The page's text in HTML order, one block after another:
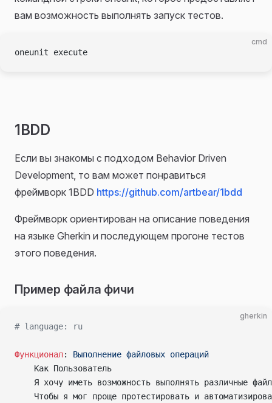
вам возможность выполнять запуск тестов.
cmd
oneunit execute
1BDD
Если вы знакомы с подходом Behavior Driven
Development, то вам может понравиться
фреймворк 1BDD https://github.com/artbear/1bdd
Фреймворк ориентирован на описание поведения
на языке Gherkin и последующем прогоне тестов
этого поведения.
Пример файла фичи
gherkin
# language: ru
Функционал:
Выполнение файловых операций
    Как Пользователь
Я хочу иметь возможность выполнять различные
Чтобы я мог проще протестировать и